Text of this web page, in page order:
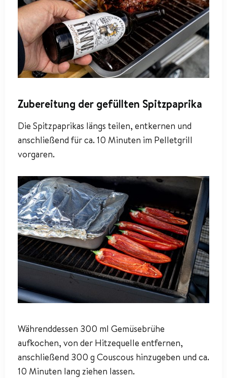
Zubereitung der gefüllten Spitzpaprika
Die Spitzpaprikas längs teilen, entkernen und
anschließend für ca. 10 Minuten im Pelletgrill
vorgaren.
Währenddessen 300 ml Gemüsebrühe
aufkochen, von der Hitzequelle entfernen,
anschließend 300 g Couscous hinzugeben und ca.
10 Minuten lang ziehen lassen.